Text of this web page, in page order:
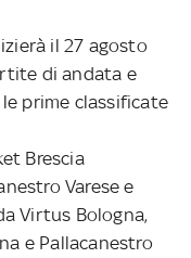
il 27 agosto
di andata e
prime classificate
Brescia
Varese e
Virtus Bologna,
e Pallacanestro